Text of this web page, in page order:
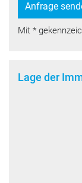
Anfrage
Mit *
Lage der